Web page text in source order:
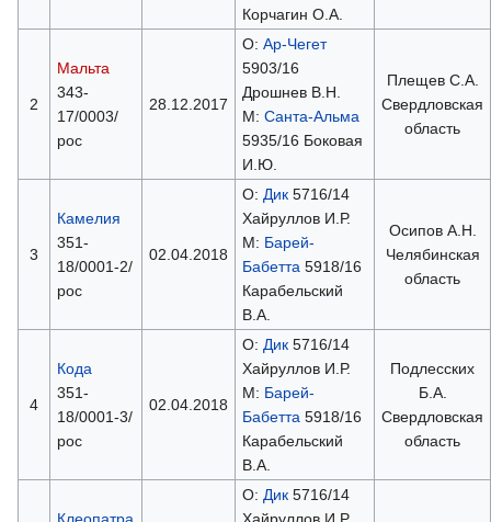
Корчагин О.А.
2
Мальта
343-
17/0003/
рос
28.12.2017
О: Ар-Чегет
5903/16
Дрошнев В.Н.
М: Санта-Альма
5935/16 Боковая
И.Ю.
Плещев С.А.
Свердловская
область
3
Камелия
351-
18/0001-2/
рос
02.04.2018
О: Дик5716/14
Хайруллов И.Р.
М: Барей-
Бабетта 5918/16
Карабельский
В.А.
Осипов А.Н.
Челябинская
область
4
Кода
351-
18/0001-3/
рос
02.04.2018
О: Дик5716/14
Хайруллов И.Р.
М: Барей-
Бабетта 5918/16
Карабельский
В.А.
Подлесских
Б.А.
Свердловская
область
О: Дик5716/14